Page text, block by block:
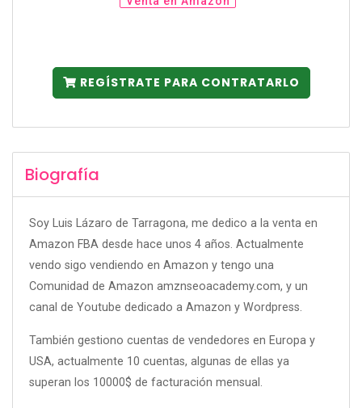
REGÍSTRATE PARA CONTRATARLO
Biografía
Soy Luis Lázaro de Tarragona, me dedico a la venta en
Amazon FBA desde hace unos 4 años. Actualmente
vendo sigo vendiendo en Amazon y tengo una
Comunidad de Amazon amznseoacademy.com, y un
canal de Youtube dedicado a Amazon y Wordpress.
También gestiono cuentas de vendedores en Europa y
USA, actualmente 10 cuentas, algunas de ellas ya
superan los 10000$ de facturación mensual.